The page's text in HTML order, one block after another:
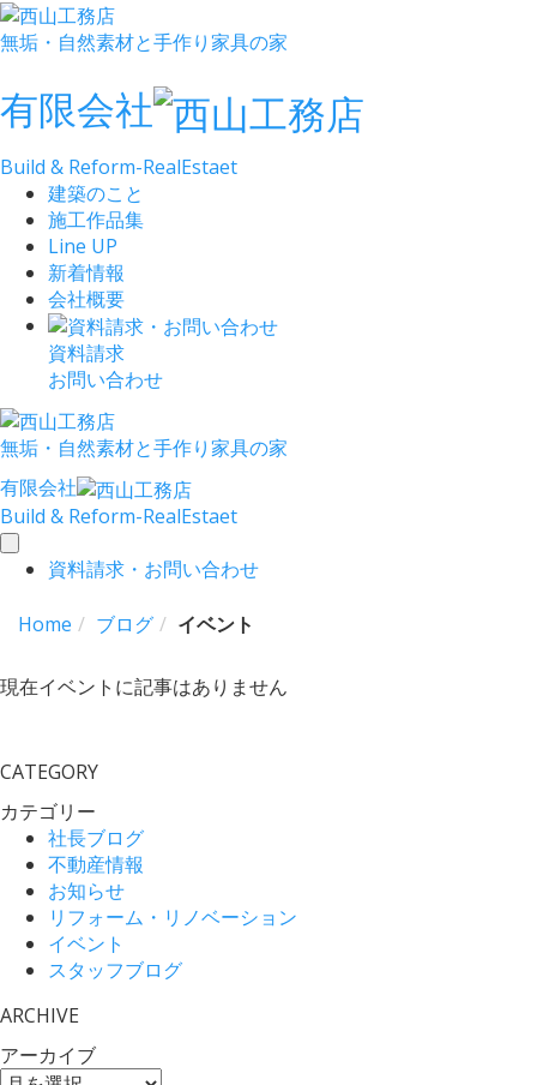
無垢・自然素材と手作り家具の家
有限会社
Build & Reform-RealEstaet
建築のこと
施工作品集
Line UP
新着情報
会社概要
資料請求
お問い合わせ
無垢・自然素材と手作り家具の家
有限会社
Build & Reform-RealEstaet
toggle
navigation
資料請求・お問い合わせ
Home ブログ イベント
現在イベントに記事はありません
CATEGORY
カテゴリー
社長ブログ
不動産情報
お知らせ
リフォーム・リノベーション
イベント
スタッフブログ
ARCHIVE
アーカイブ